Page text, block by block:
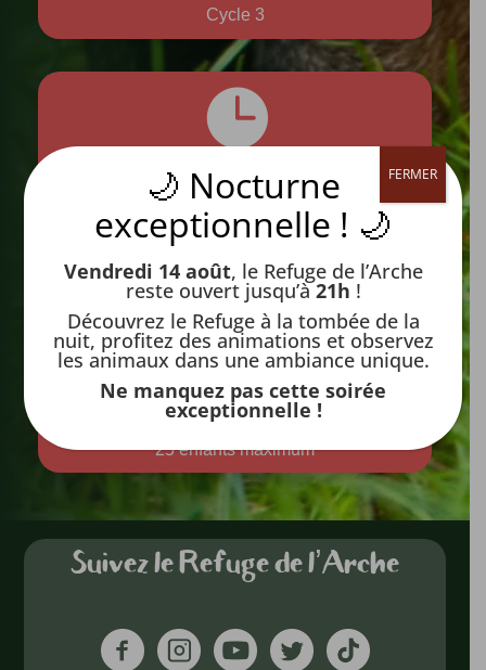
Cycle 3

Durée
60 minutes

Capacité
25 enfants maximum
Suivez le Refuge de l’Arche
🌙 Nocturne
exceptionnelle ! 🌙
Vendredi 14 août, le Refuge de l’Arche
reste ouvert jusqu’à21h !
Découvrez le Refuge à la tombée de la
nuit, profitez des animations et observez
les animaux dans une ambiance unique.
Ne manquez pas cette soirée
exceptionnelle !
FERMER